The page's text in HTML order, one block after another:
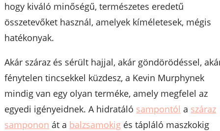
hogy kiváló minőségű, természetes eredetű
összetevőket használ, amelyek kíméletesek, mégis
hatékonyak.
Akár száraz és sérült hajjal, akár göndörödéssel,
fénytelen tincsekkel küzdesz, a Kevin Murphynek
mindig van egy olyan terméke, amely megfelel az
egyedi igényeidnek. A hidratáló sampontól a száraz
samponon át a balzsamokig és tápláló maszkokig